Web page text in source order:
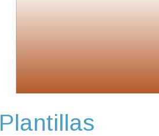
Plantillas